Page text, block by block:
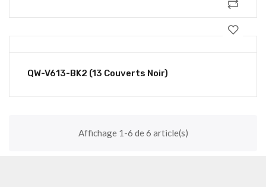
QW-V613-BK2 (13 Couverts Noir)
Affichage 1-6 de 6 article(s)